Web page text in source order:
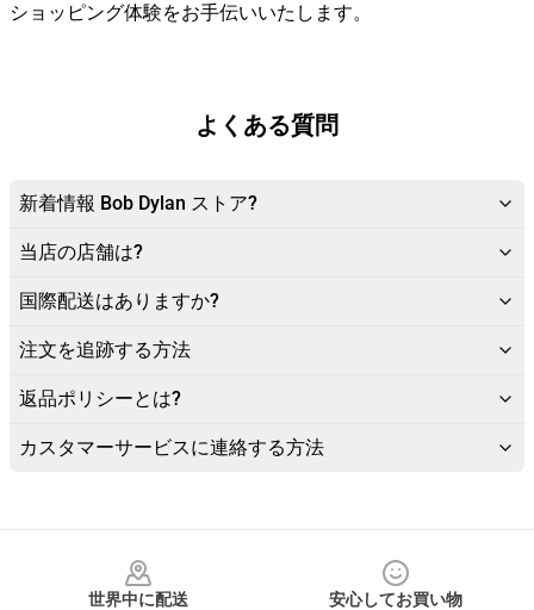
ショッピング体験をお手伝いいたします。
よくある質問
新着情報 Bob Dylan ストア?
当店の店舗は?
国際配送はありますか?
注文を追跡する方法
返品ポリシーとは?
カスタマーサービスに連絡する方法
世界中に配送
安心してお買い物